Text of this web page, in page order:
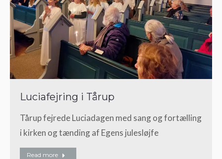
Luciafejring i Tårup
Tårup fejrede Luciadagen med sang og fortælling
i kirken og tænding af Egens julesløjfe
Read more